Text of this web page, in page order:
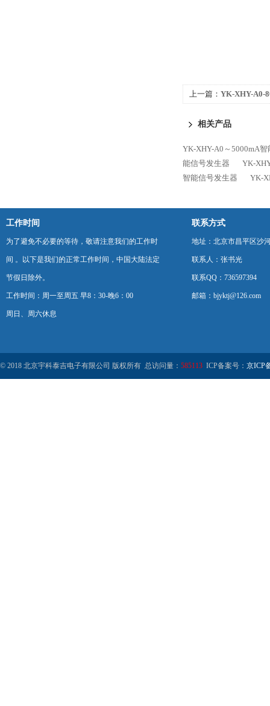
上一篇： YK-XHY-A0-
相关产品
YK-XHY-A0～5000mA
能信号发生器
YK-
智能信号发生器
YK-
工作时间
为了避免不必要的等待，敬请注意我们的工作时
间 。以下是我们的正常工作时间，中国大陆法定
节假日除外。
工作时间：周一至周五 早8：30-晚6：00
周日、周六休息
联系方式
地址：北京市昌平区沙
联系人：张书光
联系QQ：736597394
邮箱：bjyktj@126.com
© 2018 北京宇科泰吉电子有限公司 版权所有 总访问量： 585113 ICP备案号： 京ICP